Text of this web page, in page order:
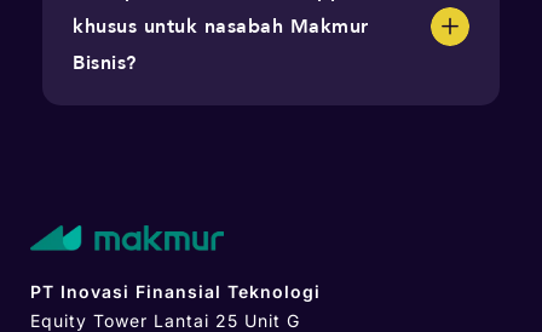
khusus untuk nasabah Makmur
Bisnis?
PT Inovasi Finansial Teknologi
Equity Tower Lantai 25 Unit G